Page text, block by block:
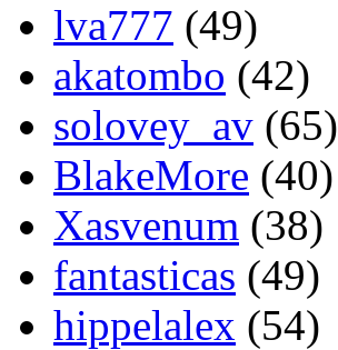
lva777 (49)
akatombo (42)
solovey_av (65)
BlakeMore (40)
Xasvenum (38)
fantasticas (49)
hippelalex (54)